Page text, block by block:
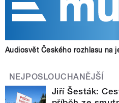
Audiosvět Českého rozhlasu na
NEJPOSLOUCHANĚJŠÍ
Jiří Šesták: